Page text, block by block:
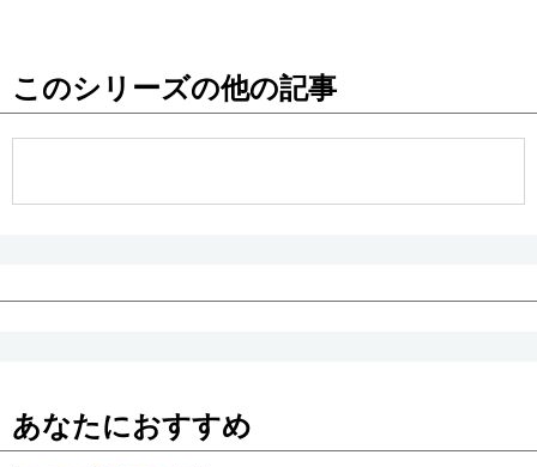
公式SNS
このシリーズの他の記事
あなたにおすすめ